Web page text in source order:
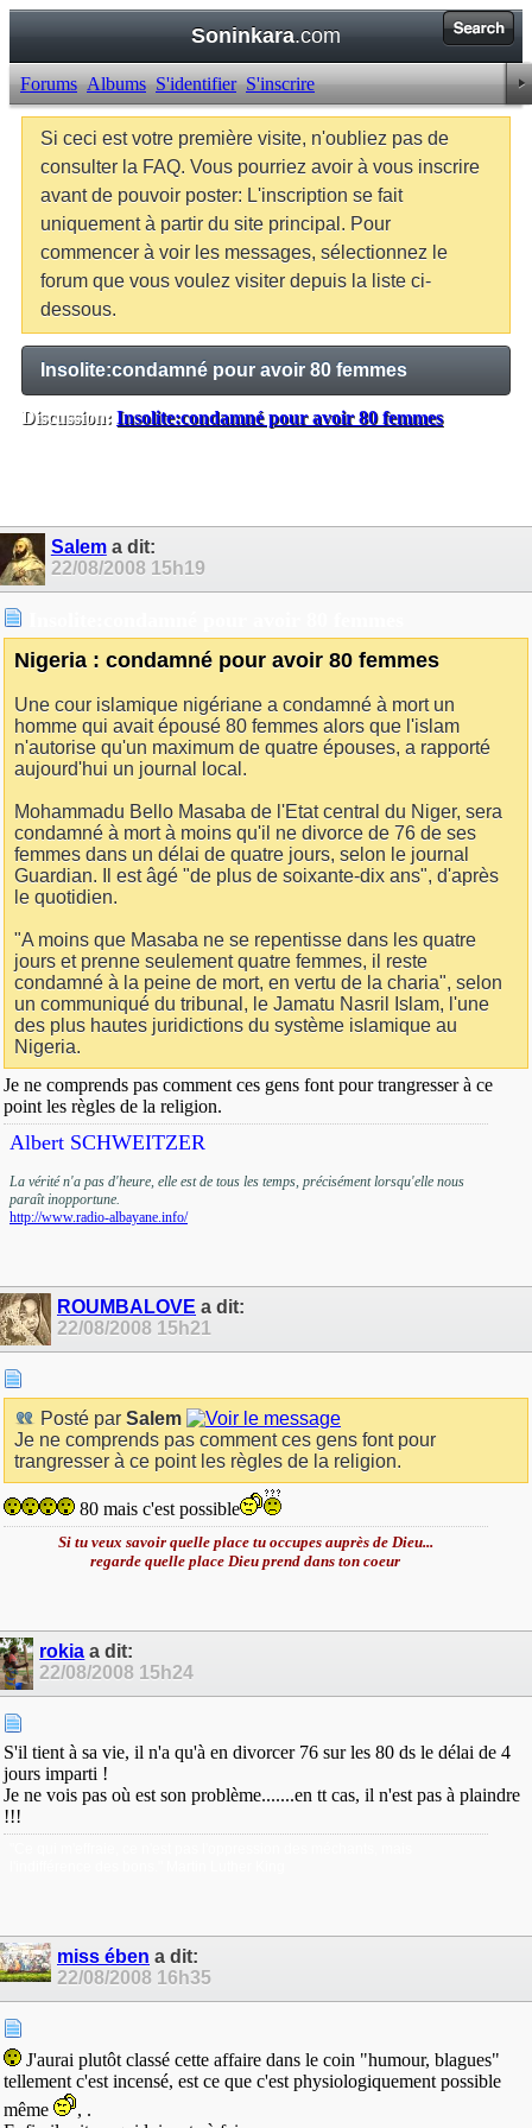
Soninkara.com
Forums Albums S'identifier S'inscrire
Si ceci est votre première visite, n'oubliez pas de
consulter la FAQ. Vous pourriez avoir à vous inscrire
avant de pouvoir poster: L'inscription se fait
uniquement à partir du site principal. Pour
commencer à voir les messages, sélectionnez le
forum que vous voulez visiter depuis la liste ci-
dessous.
Insolite:condamné pour avoir 80 femmes
Discussion: Insolite:condamné pour avoir 80 femmes
Salema dit:
22/08/2008 15h19
Nigeria : condamné pour avoir 80 femmes
Une cour islamique nigériane a condamné à mort un
homme qui avait épousé 80 femmes alors que l'islam
n'autorise qu'un maximum de quatre épouses, a rapporté
aujourd'hui un journal local.
Mohammadu Bello Masaba de l'Etat central du Niger, sera
condamné à mort à moins qu'il ne divorce de 76 de ses
femmes dans un délai de quatre jours, selon le journal
Guardian. Il est âgé "de plus de soixante-dix ans", d'après
le quotidien.
"A moins que Masaba ne se repentisse dans les quatre
jours et prenne seulement quatre femmes, il reste
condamné à la peine de mort, en vertu de la charia", selon
un communiqué du tribunal, le Jamatu Nasril Islam, l'une
des plus hautes juridictions du système islamique au
Nigeria.
Je ne comprends pas comment ces gens font pour trangresser à ce
point les règles de la religion.
Albert SCHWEITZER
La vérité n'a pas d'heure, elle est de tous les temps, précisément lorsqu'elle nous
paraît inopportune.
http://www.radio-albayane.info/
ROUMBALOVE a dit:
22/08/2008 15h21
Posté par Salem
Je ne comprends pas comment ces gens font pour
trangresser à ce point les règles de la religion.
80 mais c'est possible
Si tu veux savoir quelle place tu occupes auprès de Dieu...
regarde quelle place Dieu prend dans ton coeur
rokia a dit:
22/08/2008 15h24
S'il tient à sa vie, il n'a qu'à en divorcer 76 sur les 80 ds le délai de 4
jours imparti !
Je ne vois pas où est son problème.......en tt cas, il n'est pas à plaindre
!!!
miss ében a dit:
22/08/2008 16h35
J'aurai plutôt classé cette affaire dans le coin "humour, blagues"
tellement c'est incensé, est ce que c'est physiologiquement possible
même
, .